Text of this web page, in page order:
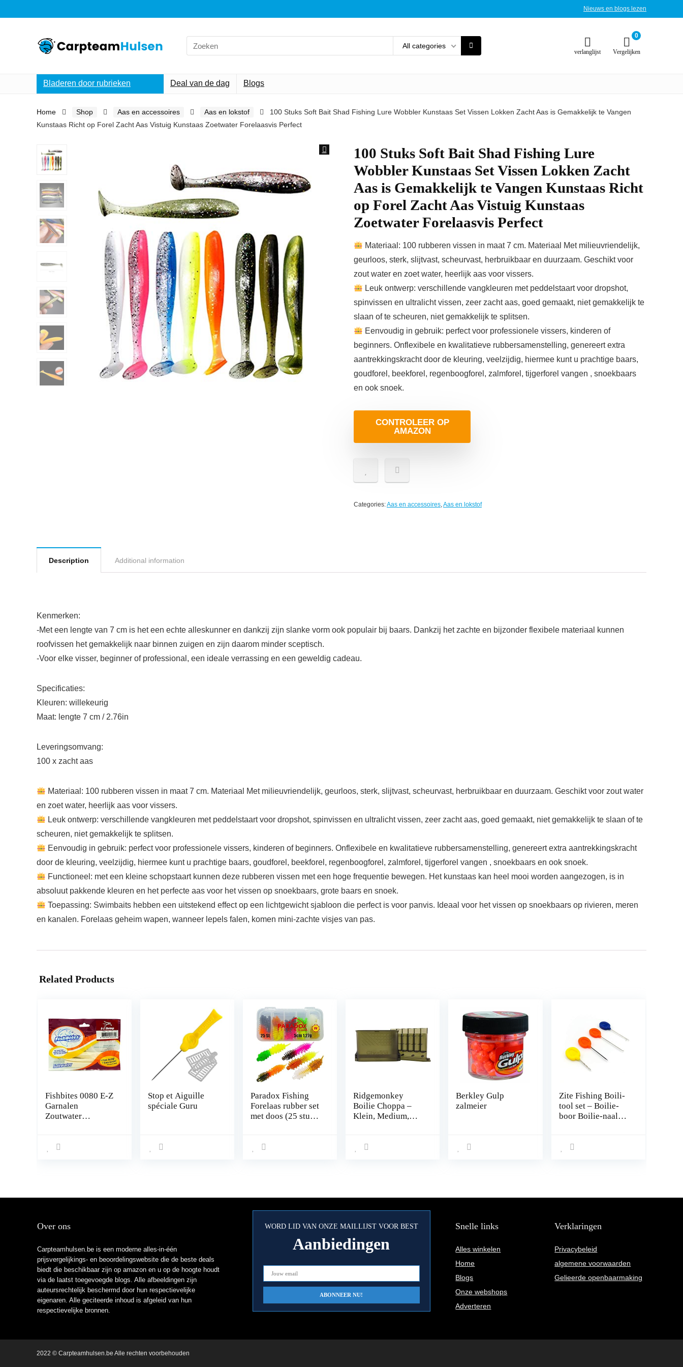
Nieuws en blogs lezen
Search
for:
All categories
verlanglijst
0
Vergelijken
Bladeren door rubrieken Deal van de dag Blogs
Home Shop Aas en accessoires Aas en lokstof
100 Stuks Soft Bait Shad Fishing Lure Wobbler Kunstaas Set Vissen Lokken Zacht Aas is Gemakkelijk te Vangen
Kunstaas Richt op Forel Zacht Aas Vistuig Kunstaas Zoetwater Forelaasvis Perfect
100 Stuks Soft Bait Shad Fishing Lure
Wobbler Kunstaas Set Vissen Lokken Zacht
Aas is Gemakkelijk te Vangen Kunstaas Richt
op Forel Zacht Aas Vistuig Kunstaas
Zoetwater Forelaasvis Perfect
Materiaal: 100 rubberen vissen in maat 7 cm. Materiaal Met milieuvriendelijk,
geurloos, sterk, slijtvast, scheurvast, herbruikbaar en duurzaam. Geschikt voor
zout water en zoet water, heerlijk aas voor vissers.
Leuk ontwerp: verschillende vangkleuren met peddelstaart voor dropshot,
spinvissen en ultralicht vissen, zeer zacht aas, goed gemaakt, niet gemakkelijk te
slaan of te scheuren, niet gemakkelijk te splitsen.
Eenvoudig in gebruik: perfect voor professionele vissers, kinderen of
beginners. Onflexibele en kwalitatieve rubbersamenstelling, genereert extra
aantrekkingskracht door de kleuring, veelzijdig, hiermee kunt u prachtige baars,
goudforel, beekforel, regenboogforel, zalmforel, tijgerforel vangen , snoekbaars
en ook snoek.
CONTROLEER OP
AMAZON
Categories:Aas en accessoires,Aas en lokstof
Description Additional information
Kenmerken:
-Met een lengte van 7 cm is het een echte alleskunner en dankzij zijn slanke vorm ook populair bij baars. Dankzij het zachte en bijzonder flexibele materiaal kunnen
roofvissen het gemakkelijk naar binnen zuigen en zijn daarom minder sceptisch.
-Voor elke visser, beginner of professional, een ideale verrassing en een geweldig cadeau.
Specificaties:
Kleuren: willekeurig
Maat: lengte 7 cm / 2.76in
Leveringsomvang:
100 x zacht aas
Materiaal: 100 rubberen vissen in maat 7 cm. Materiaal Met milieuvriendelijk, geurloos, sterk, slijtvast, scheurvast, herbruikbaar en duurzaam. Geschikt voor zout water
en zoet water, heerlijk aas voor vissers.
Leuk ontwerp: verschillende vangkleuren met peddelstaart voor dropshot, spinvissen en ultralicht vissen, zeer zacht aas, goed gemaakt, niet gemakkelijk te slaan of te
scheuren, niet gemakkelijk te splitsen.
Eenvoudig in gebruik: perfect voor professionele vissers, kinderen of beginners. Onflexibele en kwalitatieve rubbersamenstelling, genereert extra aantrekkingskracht
door de kleuring, veelzijdig, hiermee kunt u prachtige baars, goudforel, beekforel, regenboogforel, zalmforel, tijgerforel vangen , snoekbaars en ook snoek.
Functioneel: met een kleine schopstaart kunnen deze rubberen vissen met een hoge frequentie bewegen. Het kunstaas kan heel mooi worden aangezogen, is in
absoluut pakkende kleuren en het perfecte aas voor het vissen op snoekbaars, grote baars en snoek.
Toepassing: Swimbaits hebben een uitstekend effect op een lichtgewicht sjabloon die perfect is voor panvis. Ideaal voor het vissen op snoekbaars op rivieren, meren
en kanalen. Forelaas geheim wapen, wanneer lepels falen, komen mini-zachte visjes van pas.
Related Products
Fishbites 0080 E-Z
Garnalen
Zoutwater
Stop et Aiguille
spéciale Guru
Paradox Fishing
Forelaas rubber set
met doos (25 stuks)
I forel vissen spoon
Ridgemonkey
Boilie Choppa –
Klein, Medium,
Berkley Gulp
zalmeier
Zite Fishing Boili-
tool set – Boilie-
boor Boilie-naald
accessoires
Over ons
Carpteamhulsen.be is een moderne alles-in-één
prijsvergelijkings- en beoordelingswebsite die de beste deals
biedt die beschikbaar zijn op amazon en u op de hoogte houdt
via de laatst toegevoegde blogs. Alle afbeeldingen zijn
auteursrechtelijk beschermd door hun respectievelijke
eigenaren. Alle geciteerde inhoud is afgeleid van hun
respectievelijke bronnen.
WORD LID VAN ONZE MAILLIJST VOOR BEST
Aanbiedingen
Snelle links
Alles winkelen
Home
Blogs
Onze webshops
Adverteren
Verklaringen
Privacybeleid
algemene voorwaarden
Gelieerde openbaarmaking
2022 © Carpteamhulsen.be Alle rechten voorbehouden